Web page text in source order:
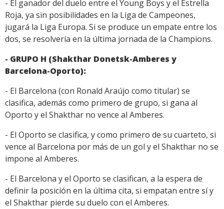
- El ganador del duelo entre el Young Boys y el Estrella
Roja, ya sin posibilidades en la Liga de Campeones,
jugará la Liga Europa. Si se produce un empate entre los
dos, se resolvería en la última jornada de la Champions.
- GRUPO H (Shakthar Donetsk-Amberes y
Barcelona-Oporto):
- El Barcelona (con Ronald Araújo como titular) se
clasifica, además como primero de grupo, si gana al
Oporto y el Shakthar no vence al Amberes.
- El Oporto se clasifica, y como primero de su cuarteto, si
vence al Barcelona por más de un gol y el Shakthar no se
impone al Amberes.
- El Barcelona y el Oporto se clasifican, a la espera de
definir la posición en la última cita, si empatan entre sí y
el Shakthar pierde su duelo con el Amberes.